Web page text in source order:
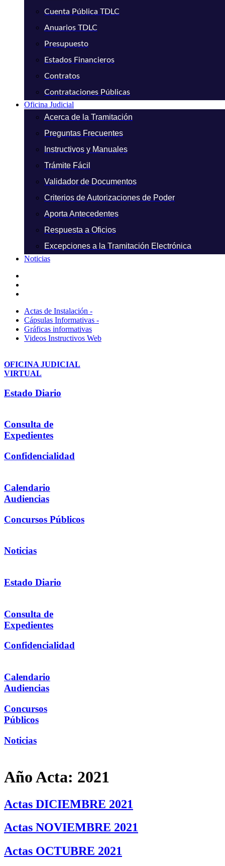
Cuenta Pública TDLC
Anuarios TDLC
Presupuesto
Estados Financieros
Contratos
Contrataciones Públicas
Oficina Judicial
Acerca de la Tramitación
Preguntas Frecuentes
Instructivos y Manuales
Trámite Fácil
Validador de Documentos
Criterios de Autorizaciones de Poder
Aporta Antecedentes
Respuesta a Oficios
Excepciones a la Tramitación Electrónica
Noticias
Actas de Instalación -
Cápsulas Informativas -
Gráficas informativas
Videos Instructivos Web
OFICINA JUDICIAL
VIRTUAL
Estado Diario
Consulta de
Expedientes
Confidencialidad
Calendario
Audiencias
Concursos Públicos
Noticias
Estado Diario
Consulta de
Expedientes
Confidencialidad
Calendario
Audiencias
Concursos
Públicos
Noticias
Año Acta: 2021
Actas DICIEMBRE 2021
Actas NOVIEMBRE 2021
Actas OCTUBRE 2021